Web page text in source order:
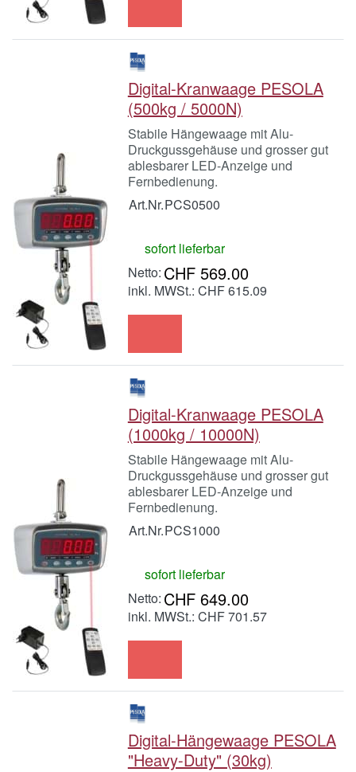
Digital-Kranwaage PESOLA
(500kg / 5000N)
Stabile Hängewaage mit Alu-
Druckgussgehäuse und grosser gut
ablesbarer LED-Anzeige und
Fernbedienung.
Art.Nr.PCS0500
sofort lieferbar
CHF 569.00
inkl. MWSt.: CHF 615.09
Digital-Kranwaage PESOLA
(1000kg / 10000N)
Stabile Hängewaage mit Alu-
Druckgussgehäuse und grosser gut
ablesbarer LED-Anzeige und
Fernbedienung.
Art.Nr.PCS1000
sofort lieferbar
CHF 649.00
inkl. MWSt.: CHF 701.57
Digital-Hängewaage PESOLA
"Heavy-Duty" (30kg)